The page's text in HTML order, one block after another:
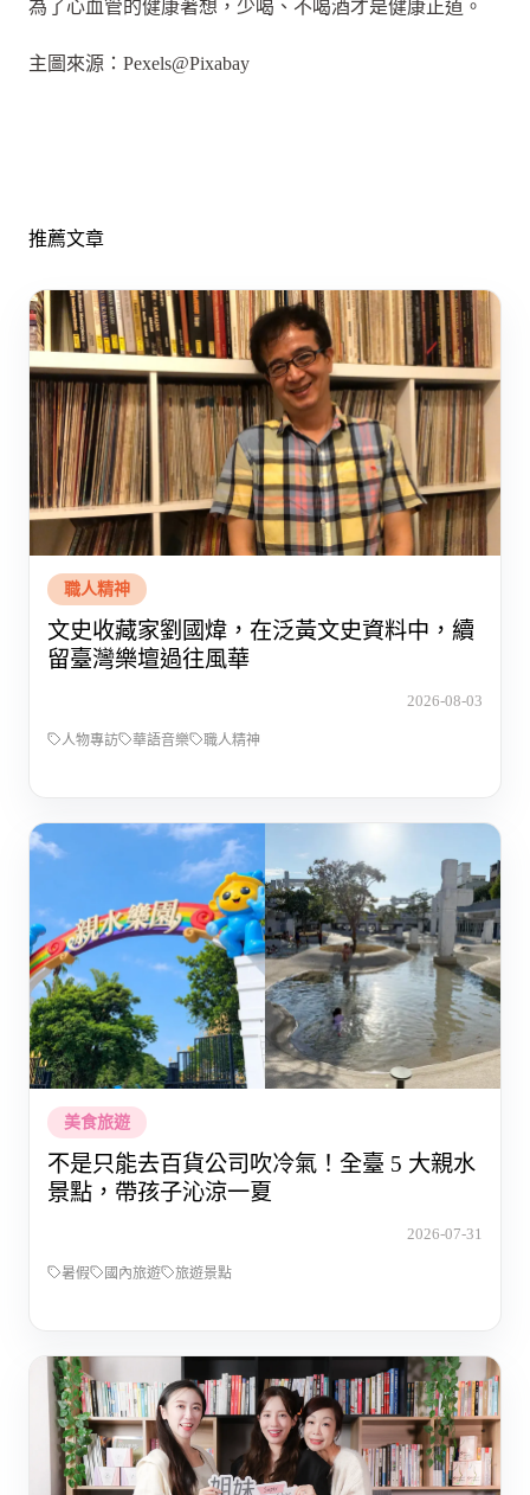
為了心血管的健康著想，少喝、不喝酒才是健康正道。
主圖來源：Pexels@Pixabay
推薦文章
職人精神
文史收藏家劉國煒，在泛黃文史資料中，續
留臺灣樂壇過往風華
2026-08-03
人物專訪 華語音樂 職人精神
美食旅遊
不是只能去百貨公司吹冷氣！全臺 5 大親水
景點，帶孩子沁涼一夏
2026-07-31
暑假 國內旅遊 旅遊景點